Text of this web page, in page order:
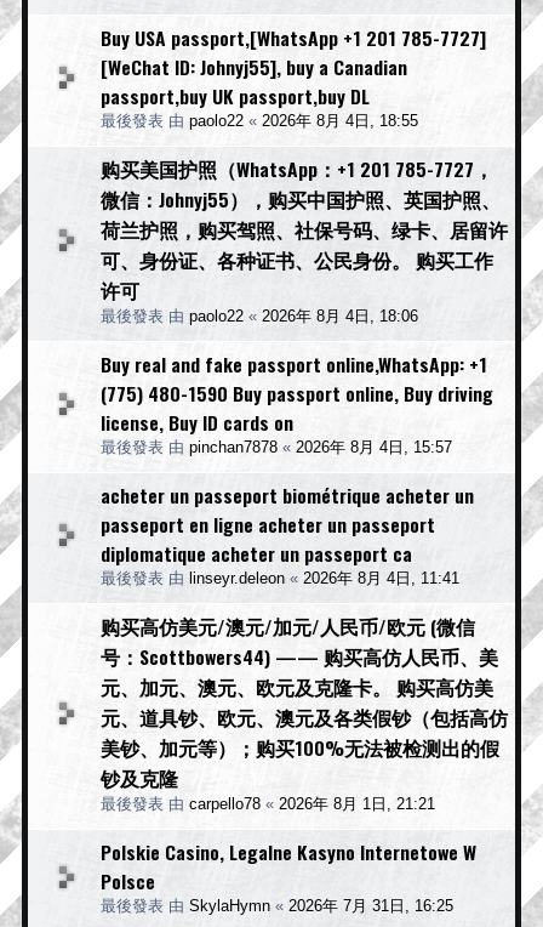
Buy USA passport,[WhatsApp +1 201 785-7727]
[WeChat ID: Johnyj55], buy a Canadian
passport,buy UK passport,buy DL
最後發表 由 paolo22 « 2026年 8月 4日, 18:55
购买美国护照（WhatsApp：+1 201 785-7727，
微信：Johnyj55），购买中国护照、英国护照、
荷兰护照，购买驾照、社保号码、绿卡、居留许
可、身份证、各种证书、公民身份。 购买工作
许可
最後發表 由 paolo22 « 2026年 8月 4日, 18:06
Buy real and fake passport online,WhatsApp: +1
(775) 480-1590 Buy passport online, Buy driving
license, Buy ID cards on
最後發表 由 pinchan7878 « 2026年 8月 4日, 15:57
acheter un passeport biométrique acheter un
passeport en ligne acheter un passeport
diplomatique acheter un passeport ca
最後發表 由 linseyr.deleon « 2026年 8月 4日, 11:41
购买高仿美元/澳元/加元/人民币/欧元 (微信
号：Scottbowers44) —— 购买高仿人民币、美
元、加元、澳元、欧元及克隆卡。 购买高仿美
元、道具钞、欧元、澳元及各类假钞（包括高仿
美钞、加元等）；购买100%无法被检测出的假
钞及克隆
最後發表 由 carpello78 « 2026年 8月 1日, 21:21
Polskie Casino, Legalne Kasyno Internetowe W
Polsce
最後發表 由 SkylaHymn « 2026年 7月 31日, 16:25